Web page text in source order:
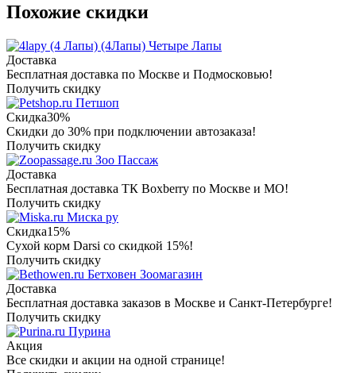
Похожие скидки
Четыре Лапы
Доставка
Бесплатная доставка по Москве и Подмосковью!
Получить скидку
Петшоп
Скидка30%
Скидки до 30% при подключении автозаказа!
Получить скидку
Зоо Пассаж
Доставка
Бесплатная доставка ТК Boxberry по Москве и МО!
Получить скидку
Миска ру
Скидка15%
Сухой корм Darsi со скидкой 15%!
Получить скидку
Бетховен Зоомагазин
Доставка
Бесплатная доставка заказов в Москве и Санкт-Петербурге!
Получить скидку
Пурина
Акция
Все скидки и акции на одной странице!